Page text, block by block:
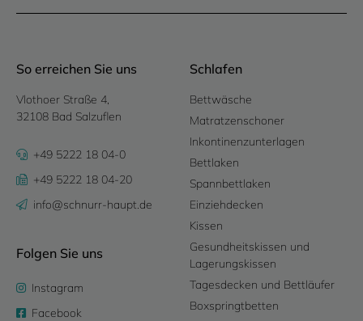
So erreichen Sie uns
Vlothoer Straße 4,
32108 Bad Salzuflen
+49 5222 18 04-0
+49 5222 18 04-20
info@schnurr-haupt.de
Folgen Sie uns
Instagram
Facebook
Schlafen
Bettwäsche
Matratzenschoner
Inkontinenzunterlagen
Bettlaken
Spannbettlaken
Einziehdecken
Kissen
Gesundheitskissen und
Lagerungskissen
Tagesdecken und Bettläufer
Boxspringtbetten